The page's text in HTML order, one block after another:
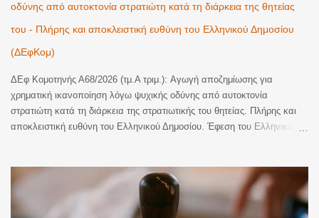
οδύνης από αυτοκτονία στρατιώτη κατά τη διάρκεια της θητείας
του - Πλήρης και αποκλειστική ευθύνη του Ελληνικού Δημοσίου
(ΔΕφΚομ)
ΔΕφ Κομοτηνής Α68/2026 (τμ.Α τριμ.): Αγωγή αποζημίωσης για
χρηματική ικανοποίηση λόγω ψυχικής οδύνης από αυτοκτονία
στρατιώτη κατά τη διάρκεια της στρατιωτικής του θητείας. Πλήρης και
αποκλειστική ευθύνη του Ελληνικού Δημοσίου. Έφεση του Ελληνικού
αγωγή αποζημίωσης για χρηματική ικανοποίηση λόγω ψυχικής οδύνης
και αναγνωρίστηκε η υποχρέωση του εκκαλούντος Δημοσίου να
καταβάλει στην εφεσίβλητη το συνολικό ποσό των 110.000€ (70.000€